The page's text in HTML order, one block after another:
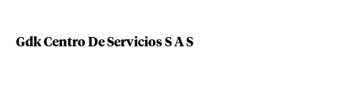
Gdk Centro De Servicios S A S